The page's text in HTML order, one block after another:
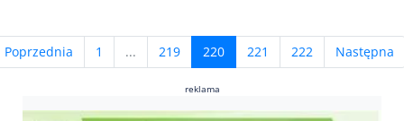
Poprzednia 1 ... 219 220(current)
221 222 Następna
reklama